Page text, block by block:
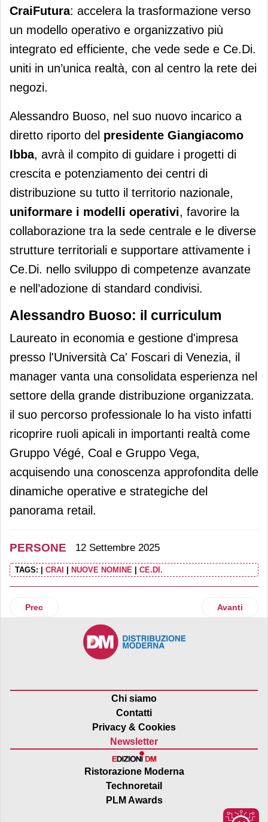
CraiFutura: accelera la trasformazione verso
un modello operativo e organizzativo più
integrato ed efficiente, che vede sede e Ce.Di.
uniti in un’unica realtà, con al centro la rete dei
negozi.
Alessandro Buoso, nel suo nuovo incarico a
diretto riporto del presidente Giangiacomo
Ibba, avrà il compito di guidare i progetti di
crescita e potenziamento dei centri di
distribuzione su tutto il territorio nazionale,
uniformare i modelli operativi, favorire la
collaborazione tra la sede centrale e le diverse
strutture territoriali e supportare attivamente i
Ce.Di. nello sviluppo di competenze avanzate
e nell’adozione di standard condivisi.
Alessandro Buoso: il curriculum
Laureato in economia e gestione d'impresa
presso l'Università Ca' Foscari di Venezia, il
manager vanta una consolidata esperienza nel
settore della grande distribuzione organizzata.
il suo percorso professionale lo ha visto infatti
ricoprire ruoli apicali in importanti realtà come
Gruppo Végé, Coal e Gruppo Vega,
acquisendo una conoscenza approfondita delle
dinamiche operative e strategiche del
panorama retail.
PERSONE 12 Settembre 2025
TAGS: | CRAI | NUOVE NOMINE | CE.DI.
Articolo precedente: Elena Bolognini entra in Grr Garbe
Prec Articolo
Avanti
Chi siamo
Contatti
Privacy & Cookies
Newsletter
Ristorazione Moderna
Technoretail
PLM Awards